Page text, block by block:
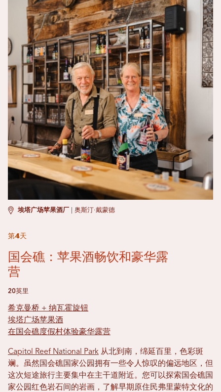
埃塔广场苹果酒厂 奥斯汀·戴蒙德
第4天
国会礁：苹果酒畅饮和豪华露
营
20英里
希克曼桥 + 纳瓦霍旋钮
埃塔广场苹果酒
在国会礁度假村体验豪华露营
Capitol Reef National Park 从北到南，绵延百里，色彩斑
斓。虽然国会礁国家公园拥有一些令人惊叹的偏远地区，但
这次短途旅行主要集中在主干道附近。您可以探索国会礁国
家公园红色岩石间的岩画，了解早期原住民弗里蒙特文化的